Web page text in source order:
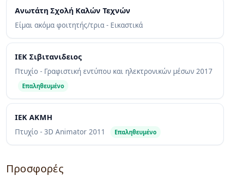
Ανωτάτη Σχολή Καλών Τεχνών
Είμαι ακόμα φοιτητής/τρια - Εικαστικά
ΙΕΚ Σιβιτανιδειος
Πτυχίο - Γραφιστική εντύπου και ηλεκτρονικών μέσων 2017
Επαληθευμένο
ΙΕΚ ΑΚΜΗ
Πτυχίο - 3D Animator 2011 Επαληθευμένο
Προσφορές